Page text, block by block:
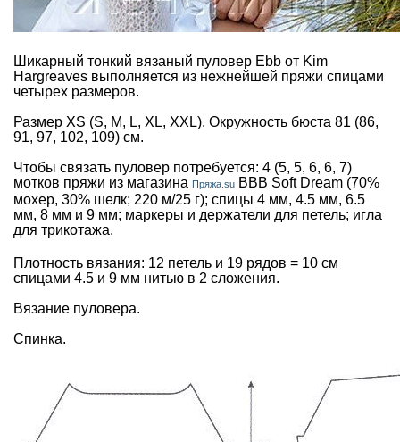
Шикарный тонкий вязаный пуловер Ebb от Kim
Hargreaves выполняется из нежнейшей пряжи спицами
четырех размеров.
Размер XS (S, M, L, XL, XXL). Окружность бюста 81 (86,
91, 97, 102, 109) см.
Чтобы связать пуловер потребуется: 4 (5, 5, 6, 6, 7)
мотков пряжи из магазина Пряжа.su BBB Soft Dream (70%
мохер, 30% шелк; 220 м/25 г); спицы 4 мм, 4.5 мм, 6.5
мм, 8 мм и 9 мм; маркеры и держатели для петель; игла
для трикотажа.
Плотность вязания: 12 петель и 19 рядов = 10 см
спицами 4.5 и 9 мм нитью в 2 сложения.
Вязание пуловера.
Спинка.